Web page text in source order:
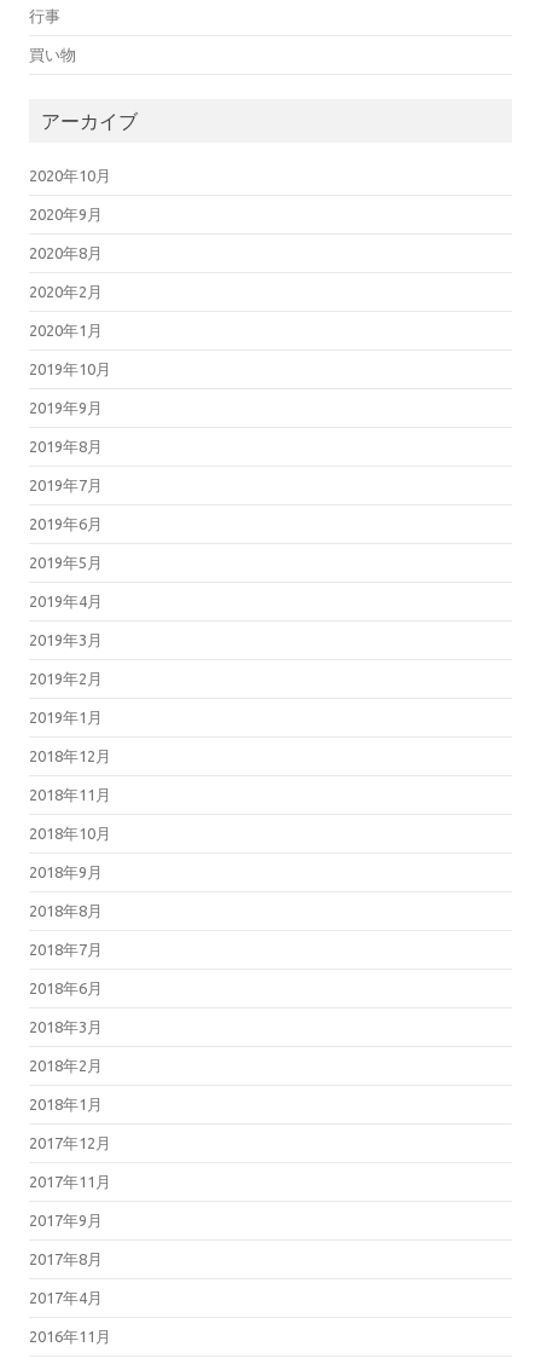
行事
買い物
アーカイブ
2020年10月
2020年9月
2020年8月
2020年2月
2020年1月
2019年10月
2019年9月
2019年8月
2019年7月
2019年6月
2019年5月
2019年4月
2019年3月
2019年2月
2019年1月
2018年12月
2018年11月
2018年10月
2018年9月
2018年8月
2018年7月
2018年6月
2018年3月
2018年2月
2018年1月
2017年12月
2017年11月
2017年9月
2017年8月
2017年4月
2016年11月